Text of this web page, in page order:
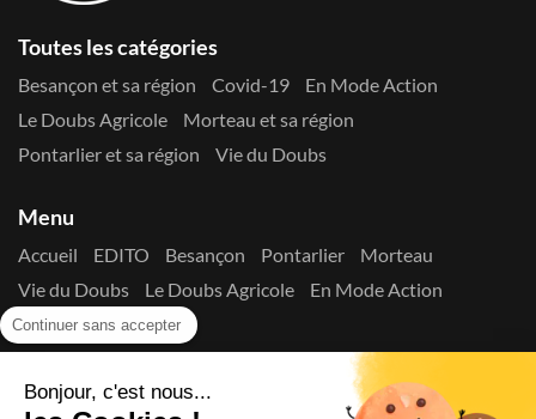
Continuer sans accepter
Bonjour, c'est nous...
Toutes les catégories
Besançon et sa région Covid-19
En Mode Action
Le Doubs Agricole
Morteau et sa région
Pontarlier et sa région
Vie du Doubs
Menu
Accueil EDITO Besançon Pontarlier
Morteau
Vie du Doubs
Le Doubs Agricole
En Mode Action
Contactez-nous !
Suivez-nous sur les réseaux